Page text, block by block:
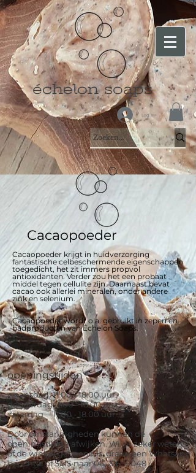
échelon soaps
Log In
Cacaopoeder
Cacaopoeder krijgt in huidverzorging
fantastische celbeschermende eigenschappen
toegedicht, het zit immers propvol
antioxidanten. Verder zou het een probaat
middel tegen cellulite zijn. Daarnaast bevat
cacao ook allerlei mineralen, onder andere
zink en selenium.
Cacaopoeder wordt o.a. gebruikt in zepen en
badproducten van Échelon Soaps.
openingstijden
woensdag11.00 - 18.00uur
donderdag11.00 - 18.00uur
zaterdag11.00 - 18.00uur
Door omstandigheden kunnen de
openingstijden afwijken. Wil je zeker weten
of de winkel geopend is, graag een Whatsapp
berichtje of SMS naar 06-22699048